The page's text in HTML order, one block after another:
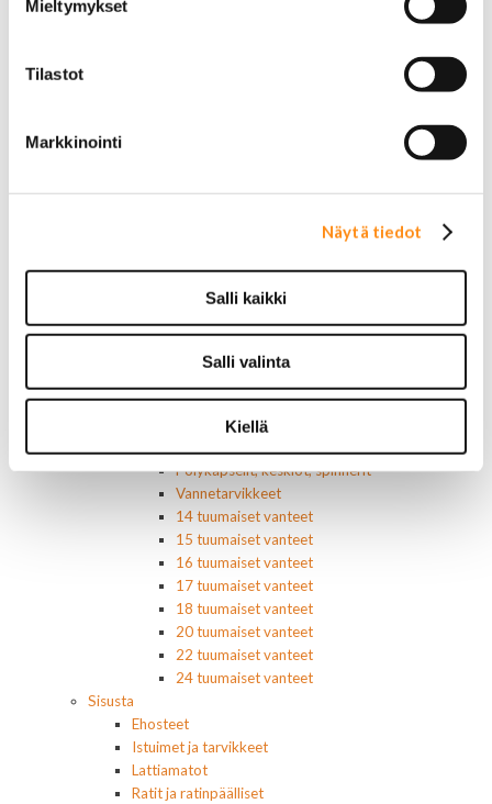
Mieltymykset
Tilastot
Markkinointi
Näytä tiedot
Salli kaikki
Salli valinta
Kiellä
Renkaat ja vanteet
Varapyörätelineet
Renkaat 16,5"
Renkaat 17"
Renkaat 18"
Renkaat 22"
Renkaat 24"
Vanteet ja tarvikkeet
Pölykapselit, keskiöt, spinnerit
Vannetarvikkeet
14 tuumaiset vanteet
15 tuumaiset vanteet
16 tuumaiset vanteet
17 tuumaiset vanteet
18 tuumaiset vanteet
20 tuumaiset vanteet
22 tuumaiset vanteet
24 tuumaiset vanteet
Sisusta
Ehosteet
Istuimet ja tarvikkeet
Lattiamatot
Ratit ja ratinpäälliset